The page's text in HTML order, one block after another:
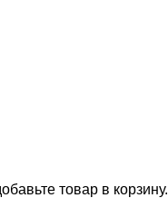
товар в корзину.